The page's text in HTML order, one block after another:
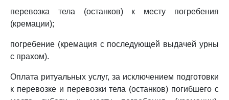
перевозка тела (останков) к месту погребения
(кремации);
погребение (кремация с последующей выдачей урны
с прахом).
Оплата ритуальных услуг, за исключением подготовки
к перевозке и перевозки тела (останков) погибшего с